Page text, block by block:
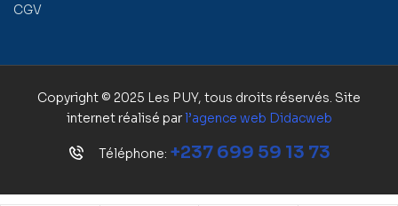
CGV
Copyright © 2025 Les PUY, tous droits réservés. Site
internet réalisé parl’agence web Didacweb
Téléphone: +237 699 59 13 73